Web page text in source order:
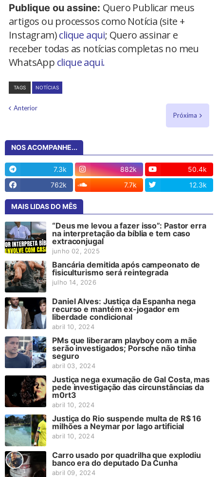
Publique ou assine: Quero Publicar meus
artigos ou processos como Notícia (site +
Instagram)clique aqui; Quero assinar e
receber todas as notícias completas no meu
WhatsApp clique aqui.
TAGS NOTÍCIAS
Anterior
Próxima
NOS ACOMPANHE...
7.3k 882k
50.4k
762k
7.7k 12.3k
MAIS LIDAS DO MÊS
“Deus me levou a fazer isso”: Pastor erra
na interpretação da bíblia e tem caso
extraconjugal
junho 02, 2025
Bancária demitida após campeonato de
fisiculturismo será reintegrada
julho 14, 2026
Daniel Alves: Justiça da Espanha nega
recurso e mantém ex-jogador em
liberdade condicional
abril 10, 2024
PMs que liberaram playboy com a mãe
serão investigados; Porsche não tinha
seguro
abril 03, 2024
Justiça nega exumação de Gal Costa, mas
pede investigação das circunstâncias da
m0rt3
abril 10, 2024
Justiça do Rio suspende multa de R$ 16
milhões a Neymar por lago artificial
abril 10, 2024
Carro usado por quadrilha que explodiu
banco era do deputado Da Cunha
abril 09, 2024